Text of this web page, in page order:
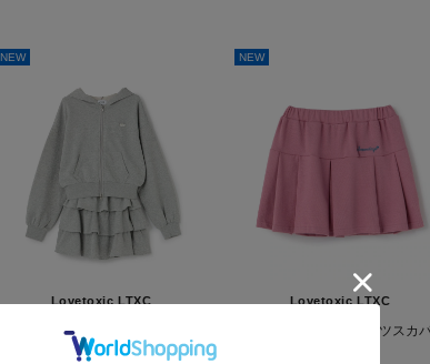
NEW
Lovetoxic LTXC
【LTXC】ラメキラダブルジップパ
ーカ\\nティアードセットアップ
NEW
Lovetoxic LTXC
【7days】カットプリーツスカ